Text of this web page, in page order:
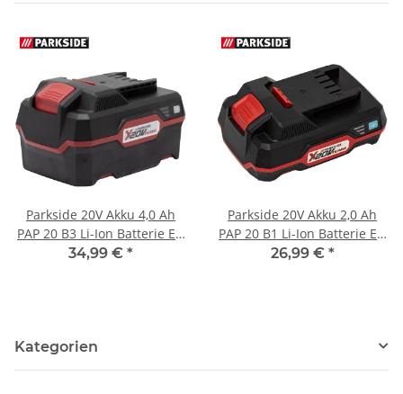
Parkside 20V Akku 4,0 Ah
PAP 20 B3 Li-Ion Batterie EU
für Geräte der Parkside X
34,99 € *
Parkside 20V Akku 2,0 Ah
PAP 20 B1 Li-Ion Batterie EU
für Geräte der Parkside X
26,99 € *
Kategorien